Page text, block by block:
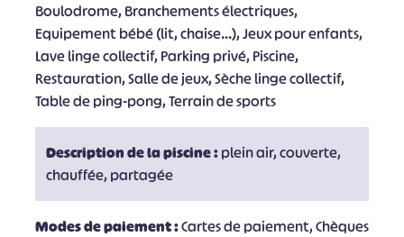
Boulodrome, Branchements électriques,
Equipement bébé (lit, chaise...), Jeux pour enfants,
Lave linge collectif, Parking privé, Piscine,
Restauration, Salle de jeux, Sèche linge collectif,
Table de ping-pong, Terrain de sports
Description de la piscine :plein air, couverte,
chauffée, partagée
Modes de paiement :Cartes de paiement, Chèques